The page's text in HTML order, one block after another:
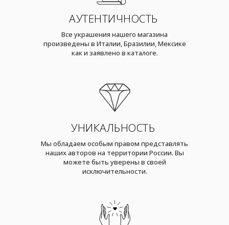
АУТЕНТИЧНОСТЬ
Все украшения нашего магазина
произведены в Италии, Бразилии, Мексике
как и заявлено в каталоге.
УНИКАЛЬНОСТЬ
Мы обладаем особым правом представлять
наших авторов на территории России. Вы
можете быть уверены в своей
исключительности.